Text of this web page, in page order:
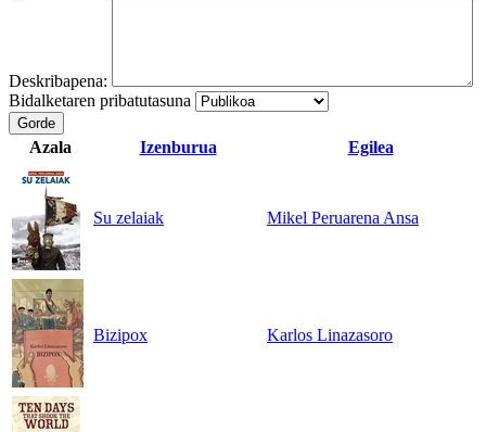
Deskribapena:
Bidalketaren pribatutasuna
Gorde
Azala Izenburua Egilea
Su zelaiak Mikel Peruarena Ansa
Bizipox Karlos Linazasoro